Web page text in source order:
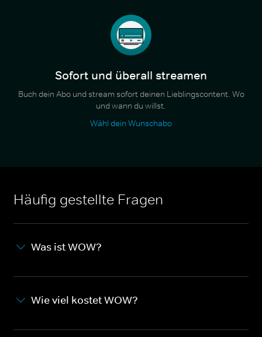
Sofort und überall streamen
Buch dein Abo und stream sofort deinen Lieblingscontent. Wo
und wann du willst.
Wähl dein Wunschabo
Häufig gestellte Fragen
Was ist WOW?
Wie viel kostet WOW?